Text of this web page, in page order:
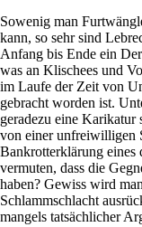
Sowenig man
kann, so sehr sind
Anfang bis Ende ein
was an Klischees und
im Laufe der Zeit von
gebracht worden ist.
geradezu eine Karikatur
von einer unfreiwilligen
Bankrotterklärung eines
vermuten, dass die
haben? Gewiss wird
Schlammschlacht
mangels tatsächlicher